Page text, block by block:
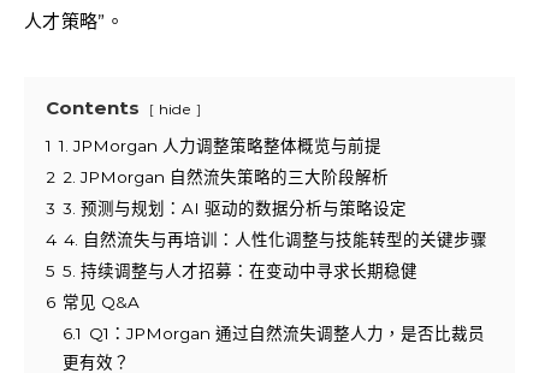
人才策略”。
Contents hide
1 1. JPMorgan 人力调整策略整体概览与前提
2 2. JPMorgan 自然流失策略的三大阶段解析
3 3. 预测与规划：AI 驱动的数据分析与策略设定
4 4. 自然流失与再培训：人性化调整与技能转型的关键步骤
5 5. 持续调整与人才招募：在变动中寻求长期稳健
6 常见 Q&A
6.1 Q1：JPMorgan 通过自然流失调整人力，是否比裁员
更有效？